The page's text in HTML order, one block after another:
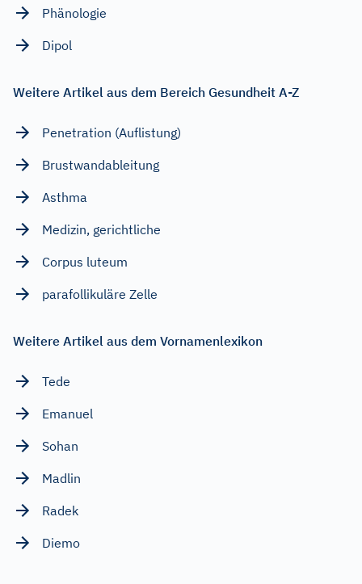
Phänologie
Dipol
Weitere Artikel aus dem Bereich Gesundheit A-Z
Penetration (Auflistung)
Brustwandableitung
Asthma
Medizin, gerichtliche
Corpus luteum
parafollikuläre Zelle
Weitere Artikel aus dem Vornamenlexikon
Tede
Emanuel
Sohan
Madlin
Radek
Diemo